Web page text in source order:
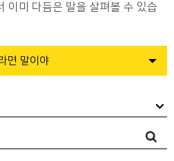
이미 다듬은 말을 살펴볼 수 있습
면 말이야